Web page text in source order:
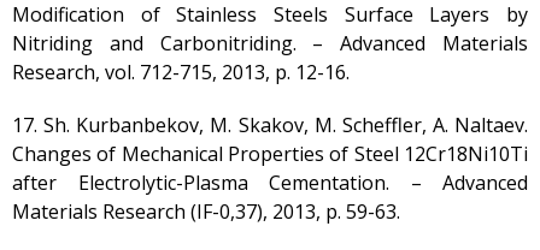
Modification of Stainless Steels Surface Layers by
Nitriding and Carbonitriding. – Advanced Materials
Research, vol. 712-715, 2013, p. 12-16.
17. Sh. Kurbanbekov, М. Skakov, M. Scheffler, A. Naltaev.
Changes of Mechanical Properties of Steel 12Cr18Ni10Тi
аfter Electrolytic-Plasma Cementation. – Advanced
Materials Research (IF-0,37), 2013, p. 59-63.